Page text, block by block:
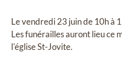
Le vendredi 23 juin de 10h à
Les funérailles auront lieu ce
l'église St-Jovite.